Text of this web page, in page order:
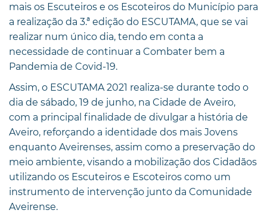
mais os Escuteiros e os Escoteiros do Município para
a realização da 3.ª edição do ESCUTAMA, que se vai
realizar num único dia, tendo em conta a
necessidade de continuar a Combater bem a
Pandemia de Covid-19.
Assim, o ESCUTAMA 2021 realiza-se durante todo o
dia de sábado, 19 de junho, na Cidade de Aveiro,
com a principal finalidade de divulgar a história de
Aveiro, reforçando a identidade dos mais Jovens
enquanto Aveirenses, assim como a preservação do
meio ambiente, visando a mobilização dos Cidadãos
utilizando os Escuteiros e Escoteiros como um
instrumento de intervenção junto da Comunidade
Aveirense.